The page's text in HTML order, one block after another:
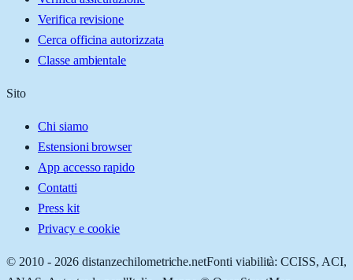
Verifica revisione
Cerca officina autorizzata
Classe ambientale
Sito
Chi siamo
Estensioni browser
App accesso rapido
Contatti
Press kit
Privacy e cookie
© 2010 - 2026 distanzechilometriche.netFonti viabilità: CCISS, ACI,